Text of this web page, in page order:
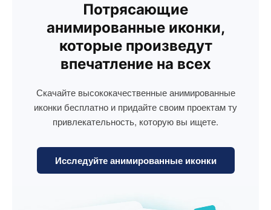
Потрясающие
анимированные иконки,
которые произведут
впечатление на всех
Скачайте высококачественные анимированные
иконки бесплатно и придайте своим проектам ту
привлекательность, которую вы ищете.
Исследуйте анимированные иконки